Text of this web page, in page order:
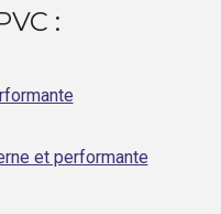
:
et performante